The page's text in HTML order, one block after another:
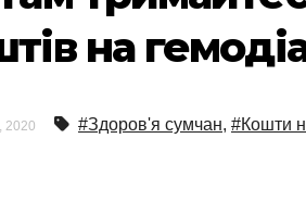
на
2020 #Здоров'я сумчан, #Кошти